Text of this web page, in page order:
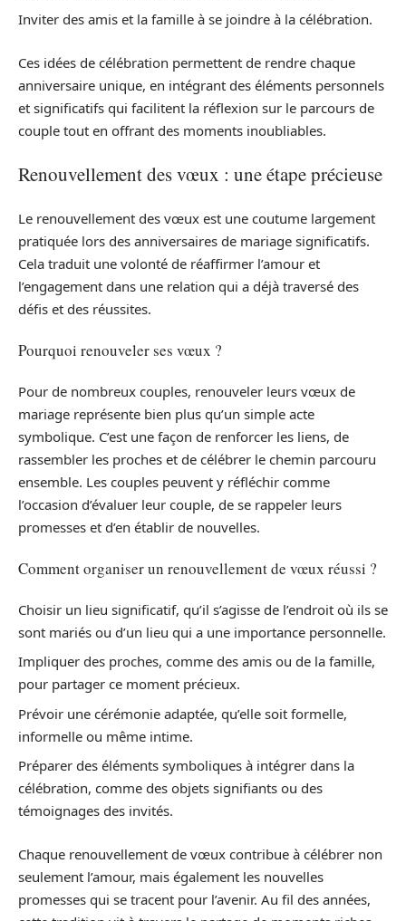
Inviter des amis et la famille à se joindre à la célébration.
Ces idées de célébration permettent de rendre chaque
anniversaire unique, en intégrant des éléments personnels
et significatifs qui facilitent la réflexion sur le parcours de
couple tout en offrant des moments inoubliables.
Renouvellement des vœux : une étape précieuse
Le renouvellement des vœux est une coutume largement
pratiquée lors des anniversaires de mariage significatifs.
Cela traduit une volonté de réaffirmer l’amour et
l’engagement dans une relation qui a déjà traversé des
défis et des réussites.
Pourquoi renouveler ses vœux ?
Pour de nombreux couples, renouveler leurs vœux de
mariage représente bien plus qu’un simple acte
symbolique. C’est une façon de renforcer les liens, de
rassembler les proches et de célébrer le chemin parcouru
ensemble. Les couples peuvent y réfléchir comme
l’occasion d’évaluer leur couple, de se rappeler leurs
promesses et d’en établir de nouvelles.
Comment organiser un renouvellement de vœux réussi ?
Choisir un lieu significatif, qu’il s’agisse de l’endroit où ils se
sont mariés ou d’un lieu qui a une importance personnelle.
Impliquer des proches, comme des amis ou de la famille,
pour partager ce moment précieux.
Prévoir une cérémonie adaptée, qu’elle soit formelle,
informelle ou même intime.
Préparer des éléments symboliques à intégrer dans la
célébration, comme des objets signifiants ou des
témoignages des invités.
Chaque renouvellement de vœux contribue à célébrer non
seulement l’amour, mais également les nouvelles
promesses qui se tracent pour l’avenir. Au fil des années,